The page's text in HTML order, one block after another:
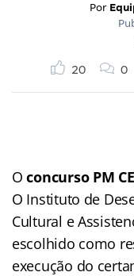
Por
20 0
Oconcurso PM CE
O Instituto de
Cultural e
escolhido como
execução do